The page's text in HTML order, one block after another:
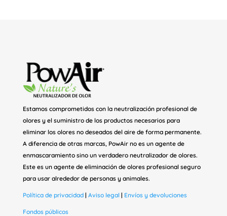
Estamos comprometidos con la neutralización profesional de
olores y el suministro de los productos necesarios para
eliminar los olores no deseados del aire de forma permanente.
A diferencia de otras marcas, PowAir no es un agente de
enmascaramiento sino un verdadero neutralizador de olores.
Este es un agente de eliminación de olores profesional seguro
para usar alrededor de personas y animales.
Política de privacidad| Aviso legal| Envíos y devoluciones
Fondos públicos